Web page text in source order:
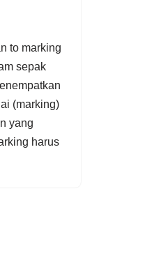
to marking
sepak
(marking)
yang
harus